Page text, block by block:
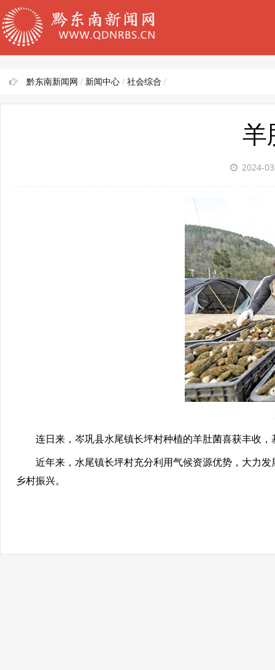
黔东南新闻网 / 新闻中心 / 社会综合 /
羊
2024-
连日来，岑巩县水尾镇长坪村种植的羊肚菌喜获丰收
近年来，水尾镇长坪村充分利用气候资源优势，大力
乡村振兴。